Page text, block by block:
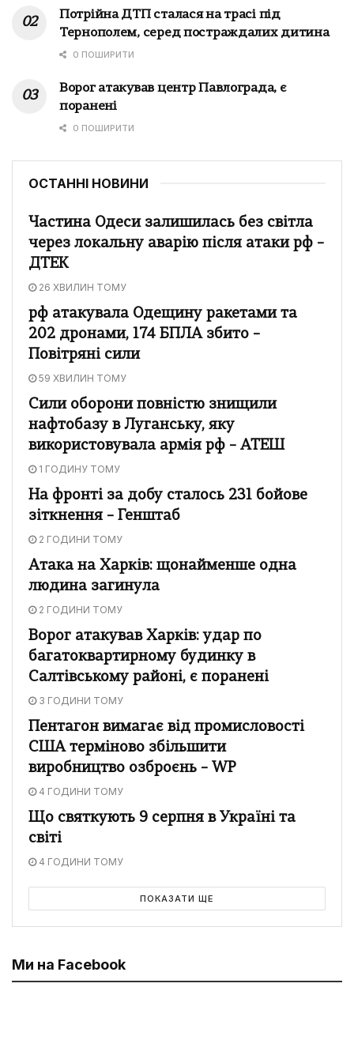
Потрійна ДТП сталася на трасі під
Тернополем, серед постраждалих дитина
0 ПОШИРИТИ
Ворог атакував центр Павлограда, є
поранені
0 ПОШИРИТИ
ОСТАННІ НОВИНИ
Частина Одеси залишилась без світла
через локальну аварію після атаки рф –
ДТЕК
26 ХВИЛИН ТОМУ
рф атакувала Одещину ракетами та
202 дронами, 174 БПЛА збито –
Повітряні сили
59 ХВИЛИН ТОМУ
Сили оборони повністю знищили
нафтобазу в Луганську, яку
використовувала армія рф – АТЕШ
1 ГОДИНУ ТОМУ
На фронті за добу сталось 231 бойове
зіткнення – Генштаб
2 ГОДИНИ ТОМУ
Атака на Харків: щонайменше одна
людина загинула
2 ГОДИНИ ТОМУ
Ворог атакував Харків: удар по
багатоквартирному будинку в
Салтівському районі, є поранені
3 ГОДИНИ ТОМУ
Пентагон вимагає від промисловості
США терміново збільшити
виробництво озброєнь – WP
4 ГОДИНИ ТОМУ
Що святкують 9 серпня в Україні та
світі
4 ГОДИНИ ТОМУ
ПОКАЗАТИ ЩЕ
Ми на Facebook